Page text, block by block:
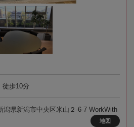
徒歩10分
潟県新潟市中央区米山２-6-7 WorkWith
地図